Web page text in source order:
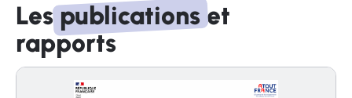
Lespublications et
rapports